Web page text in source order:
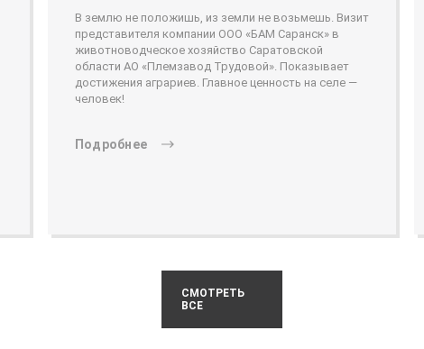
В землю не положишь, из земли не возьмешь. Визит
представителя компании ООО «БАМ Саранск» в
животноводческое хозяйство Саратовской
области АО «Племзавод Трудовой». Показывает
достижения аграриев. Главное ценность на селе —
человек!
Подробнее
СМОТРЕТЬ
ВСЕ